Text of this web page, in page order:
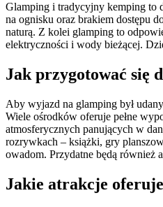
Glamping i tradycyjny kemping to
na ognisku oraz brakiem dostępu
naturą. Z kolei glamping to
elektryczności i wody bieżącej.
Jak przygotować się
Aby wyjazd na glamping był
Wiele ośrodków oferuje pełne
atmosferycznych panujących w
rozrywkach – książki, gry
owadom. Przydatne będą również
Jakie atrakcje